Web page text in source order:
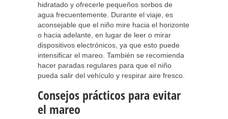
hidratado y ofrecerle pequeños sorbos de
agua frecuentemente. Durante el viaje, es
aconsejable que el niño mire hacia el horizonte
o hacia adelante, en lugar de leer o mirar
dispositivos electrónicos, ya que esto puede
intensificar el mareo. También se recomienda
hacer paradas regulares para que el niño
pueda salir del vehículo y respirar aire fresco.
Consejos prácticos para evitar
el mareo